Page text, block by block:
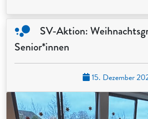
SV-Aktion:
Senior*innen
15. Dezember